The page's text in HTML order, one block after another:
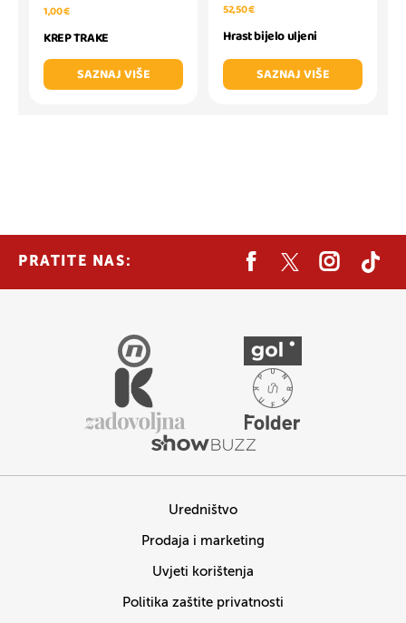
1,00 €
KREP TRAKE
SAZNAJ VIŠE
52,50 €
Hrast bijelo uljeni
SAZNAJ VIŠE
PRATITE NAS:
Uredništvo
Prodaja i marketing
Uvjeti korištenja
Politika zaštite privatnosti